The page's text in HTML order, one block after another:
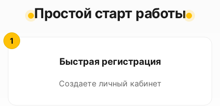
Простой старт работы
Быстрая регистрация
Создаете личный кабинет